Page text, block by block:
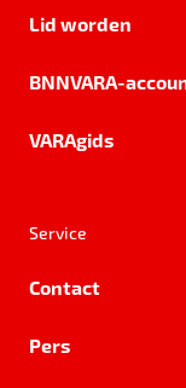
Lid worden
BNNVARA-
VARAgids
Service
Contact
Pers